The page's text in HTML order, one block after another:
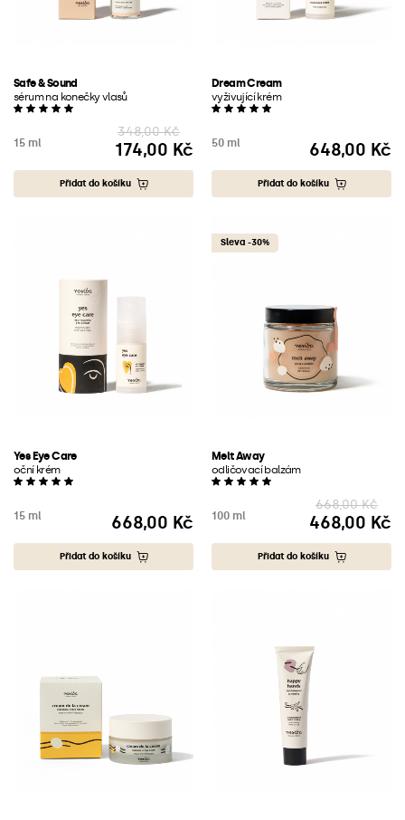
Safe & Sound
sérum na konečky vlasů
15 ml
348,00 Kč
Cena
174,00 Kč
Přidat do košíku
Dream Cream
vyživující krém
50 ml
Cena
648,00 Kč
Přidat do košíku
Yes Eye Care
oční krém
15 ml
Cena
668,00 Kč
Přidat do košíku
Sleva -30%
Melt Away
odličovací balzám
100 ml
668,00 Kč
Cena
468,00 Kč
Přidat do košíku